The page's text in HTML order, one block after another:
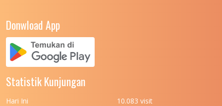
UNIVERSITAS NUSA CENDANA
UNIVERSITAS PADJADJARAN
UNIVERSITAS PATTIMURA
Donwload App
Statistik Kunjungan
Hari Ini 10.083 visit